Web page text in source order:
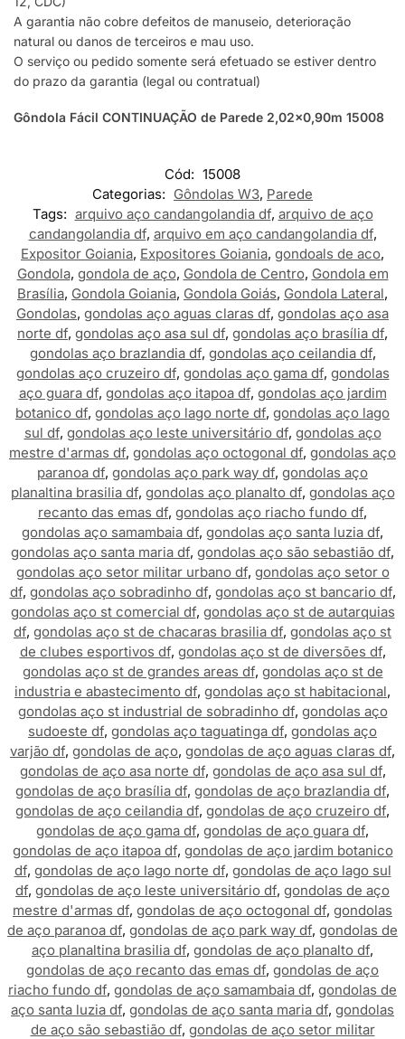
A garantia não cobre defeitos de manuseio, deterioração
natural ou danos de terceiros e mau uso.
O serviço ou pedido somente será efetuado se estiver dentro
do prazo da garantia (legal ou contratual)
Gôndola Fácil CONTINUAÇÃO de Parede 2,02×0,90m 15008
Cód: 15008
Categorias: Gôndolas W3, Parede
Tags: arquivo aço candangolandia df, arquivo de aço
candangolandia df, arquivo em aço candangolandia df,
Expositor Goiania, Expositores Goiania, gondoals de aco,
Gondola, gondola de aço, Gondola de Centro, Gondola em
Brasília, Gondola Goiania, Gondola Goiás, Gondola Lateral,
Gondolas, gondolas aço aguas claras df, gondolas aço asa
norte df, gondolas aço asa sul df, gondolas aço brasília df,
gondolas aço brazlandia df, gondolas aço ceilandia df,
gondolas aço cruzeiro df, gondolas aço gama df, gondolas
aço guara df, gondolas aço itapoa df, gondolas aço jardim
botanico df, gondolas aço lago norte df, gondolas aço lago
sul df, gondolas aço leste universitário df, gondolas aço
mestre d'armas df, gondolas aço octogonal df, gondolas aço
paranoa df, gondolas aço park way df, gondolas aço
planaltina brasilia df, gondolas aço planalto df, gondolas aço
recanto das emas df, gondolas aço riacho fundo df,
gondolas aço samambaia df, gondolas aço santa luzia df,
gondolas aço santa maria df, gondolas aço são sebastião df,
gondolas aço setor militar urbano df, gondolas aço setor o
df, gondolas aço sobradinho df, gondolas aço st bancario df,
gondolas aço st comercial df, gondolas aço st de autarquias
df, gondolas aço st de chacaras brasilia df, gondolas aço st
de clubes esportivos df, gondolas aço st de diversões df,
gondolas aço st de grandes areas df, gondolas aço st de
industria e abastecimento df, gondolas aço st habitacional,
gondolas aço st industrial de sobradinho df, gondolas aço
sudoeste df, gondolas aço taguatinga df, gondolas aço
varjão df, gondolas de aço, gondolas de aço aguas claras df,
gondolas de aço asa norte df, gondolas de aço asa sul df,
gondolas de aço brasília df, gondolas de aço brazlandia df,
gondolas de aço ceilandia df, gondolas de aço cruzeiro df,
gondolas de aço gama df, gondolas de aço guara df,
gondolas de aço itapoa df, gondolas de aço jardim botanico
df, gondolas de aço lago norte df, gondolas de aço lago sul
df, gondolas de aço leste universitário df, gondolas de aço
mestre d'armas df, gondolas de aço octogonal df, gondolas
de aço paranoa df, gondolas de aço park way df, gondolas de
aço planaltina brasilia df, gondolas de aço planalto df,
gondolas de aço recanto das emas df, gondolas de aço
riacho fundo df, gondolas de aço samambaia df, gondolas de
aço santa luzia df, gondolas de aço santa maria df, gondolas
de aço são sebastião df, gondolas de aço setor militar